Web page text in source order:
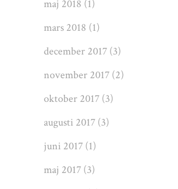
maj 2018 (1)
mars 2018 (1)
december 2017 (3)
november 2017 (2)
oktober 2017 (3)
augusti 2017 (3)
juni 2017 (1)
maj 2017 (3)